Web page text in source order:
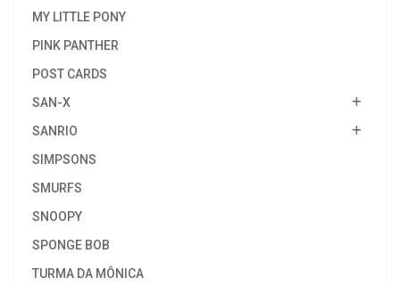
MY LITTLE PONY
PINK PANTHER
POST CARDS
SAN-X
SANRIO
SIMPSONS
SMURFS
SNOOPY
SPONGE BOB
TURMA DA MÔNICA